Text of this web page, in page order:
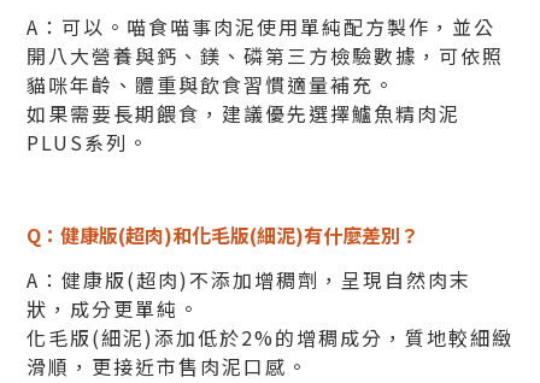
A：可以。喵食喵事肉泥使用單純配方製作，並公
開八大營養與鈣、鎂、磷第三方檢驗數據，可依照
貓咪年齡、體重與飲食習慣適量補充。
如果需要長期餵食，建議優先選擇鱸魚精肉泥
PLUS系列。
Q：健康版(超肉)和化毛版(細泥)有什麼差別？
A：健康版(超肉)不添加增稠劑，呈現自然肉末
狀，成分更單純。
化毛版(細泥)添加低於2%的增稠成分，質地較細緻
滑順，更接近市售肉泥口感。